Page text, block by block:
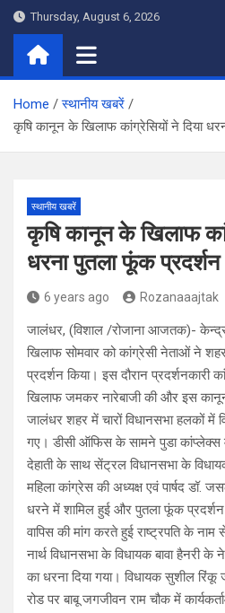
Skip
content
Thursday, August 6, 2026
Home
स्थानीय खबरें
कृषि कानून के खिलाफ कांग्रेसियों ने दिया
स्थानीय खबरें
कृषि कानून के खिलाफ
धरना पुतला फूंक प्रदर्शन
6 years ago Rozanaaajtak
जालंधर, (विशाल /रोजाना आजतक)-
खिलाफ सोमवार को कांग्रेसी नेताओं ने
प्रदर्शन किया। इस दौरान प्रदर्शनकारी
खिलाफ जमकर नारेबाजी की और इस
जालंधर शहर में चारों विधानसभा हलकों में
गए। डीसी ऑफिस के सामने पुडा
देहाती के साथ सेंट्रल विधानसभा के
महिला कांग्रेस की अध्यक्ष एवं पार्षद डॉ.
धरने में शामिल हुई और पुतला फूंक
वापिस की मांग करते हुई राष्ट्रपति के नाम
नार्थ विधानसभा के विधायक बावा हैनरी
का धरना दिया गया। विधायक सुशील
रोड पर बाबू जगजीवन राम चौक में